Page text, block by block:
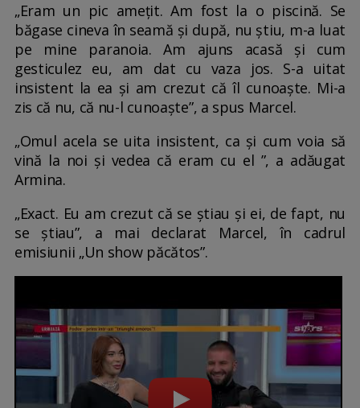
„Eram un pic amețit. Am fost la o piscină. Se
băgase cineva în seamă și după, nu știu, m-a luat
pe mine paranoia. Am ajuns acasă și cum
gesticulez eu, am dat cu vaza jos. S-a uitat
insistent la ea și am crezut că îl cunoaște. Mi-a
zis că nu, că nu-l cunoaște”, a spus Marcel.
„Omul acela se uita insistent, ca și cum voia să
vină la noi și vedea că eram cu el ”, a adăugat
Armina.
„Exact. Eu am crezut că se știau și ei, de fapt, nu
se știau”, a mai declarat Marcel, în cadrul
emisiunii „Un show păcătos”.